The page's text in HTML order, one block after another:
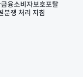
금융소비자보호포탈
분쟁 처리 지침